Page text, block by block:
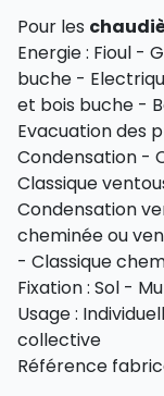
Pour les
Energie : Fioul -
buche -
et bois buche -
Evacuation des
Condensation -
Classique
Condensation
cheminée ou
- Classique
Fixation : Sol -
Usage :
collective
Référence